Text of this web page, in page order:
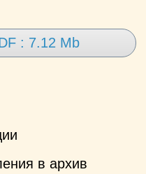
: 7.12 Mb
в архив